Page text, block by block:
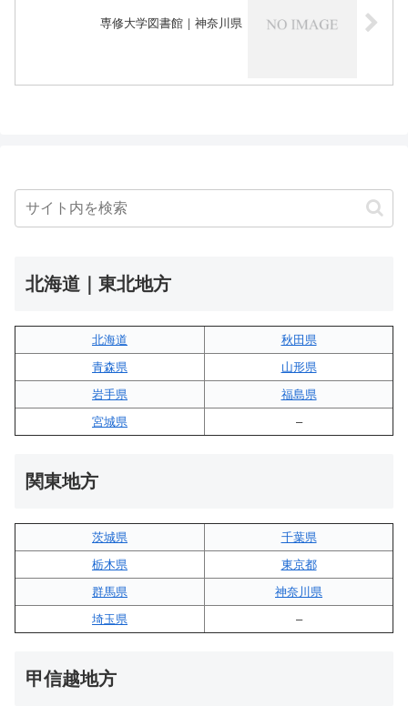
専修大学図書館｜神奈川県
北海道｜東北地方
北海道
秋田県
青森県
山形県
岩手県
福島県
宮城県
–
関東地方
茨城県
千葉県
栃木県
東京都
群馬県
神奈川県
埼玉県
–
甲信越地方